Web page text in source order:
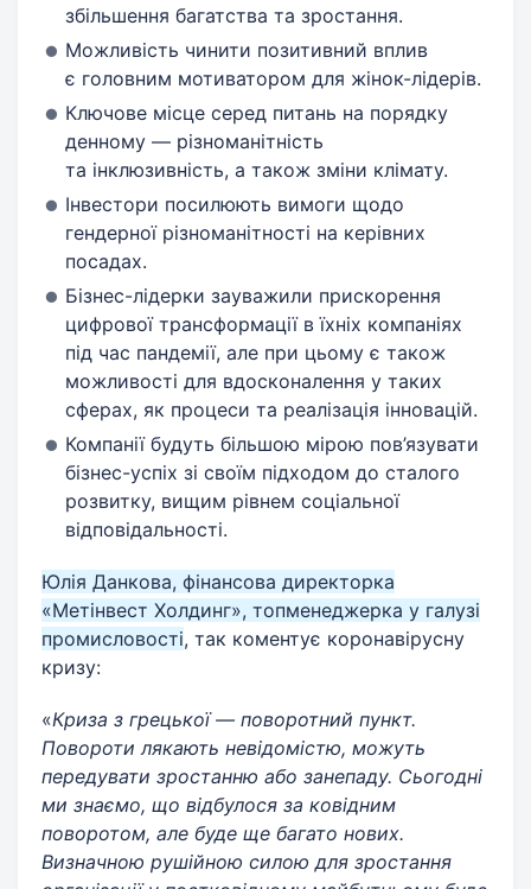
збільшення багатства та зростання.
Можливість чинити позитивний вплив
є головним мотиватором для жінок-лідерів.
Ключове місце серед питань на порядку
денному — різноманітність
та інклюзивність, а також зміни клімату.
Інвестори посилюють вимоги щодо
гендерної різноманітності на керівних
посадах.
Бізнес-лідерки зауважили прискорення
цифрової трансформації в їхніх компаніях
під час пандемії, але при цьому є також
можливості для вдосконалення у таких
сферах, як процеси та реалізація інновацій.
Компанії будуть більшою мірою пов’язувати
бізнес-успіх зі своїм підходом до сталого
розвитку, вищим рівнем соціальної
відповідальності.
Юлія Данкова, фінансова директорка
«Метінвест Холдинг», топменеджерка у галузі
промисловості, так коментує коронавірусну
кризу:
«Криза з грецької — поворотний пункт.
Повороти лякають невідомістю, можуть
передувати зростанню або занепаду. Сьогодні
ми знаємо, що відбулося за ковідним
поворотом, але буде ще багато нових.
Визначною рушійною силою для зростання